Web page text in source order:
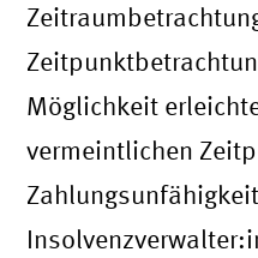
Möglichkeit
vermeintlichen